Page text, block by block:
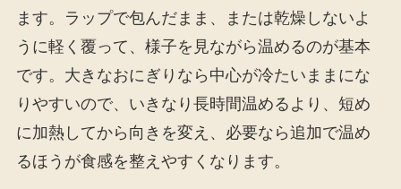
ます。ラップで包んだまま、または乾燥しないよ
うに軽く覆って、様子を見ながら温めるのが基本
です。大きなおにぎりなら中心が冷たいままにな
りやすいので、いきなり長時間温めるより、短め
に加熱してから向きを変え、必要なら追加で温め
るほうが食感を整えやすくなります。